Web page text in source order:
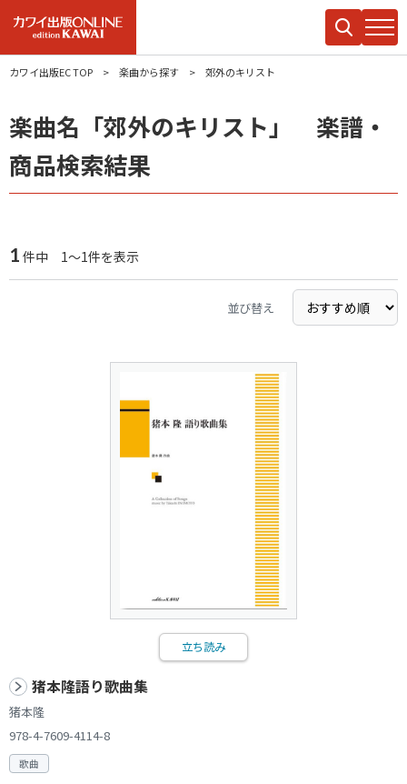
カワイ出版EC TOP 楽曲から探す 郊外のキリスト
楽曲名「郊外のキリスト」 楽譜・
商品検索結果
1 件中 1～1件を表示
並び替え
立ち読み
猪本隆語り歌曲集
猪本隆
978-4-7609-4114-8
歌曲